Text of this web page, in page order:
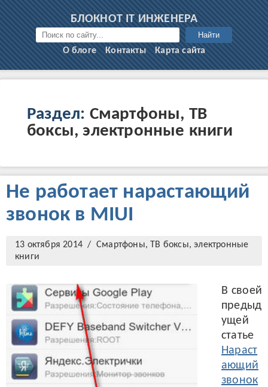
БЛОКНОТ IT ИНЖЕНЕРА
Найти
О блоге Контакты Карта сайта
Раздел: Смартфоны, ТВ
боксы, электронные книги
Не работает нарастающий
звонок в MIUI
13 октября 2014 / Смартфоны, ТВ боксы, электронные
книги
В своей
предыд
ущей
статье
Нараст
ающий
звонок